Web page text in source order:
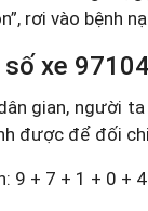
rơi vào bệnh
số xe
gian, người
được để đối
9 + 7 + 1 + 0 +